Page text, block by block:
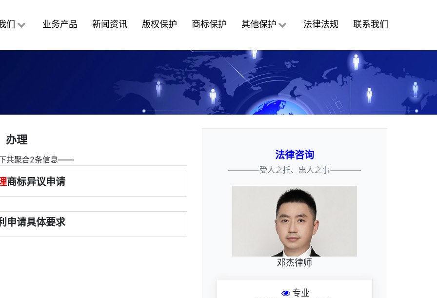
们 业务产品 新闻资讯 版权保护 商标保护 其他保护 法律法规 联系我们
办理
共聚合2条信息――
商标异议申请
申请具体要求
法律咨询
————受人之托、忠人之事————
邓杰律师
专业